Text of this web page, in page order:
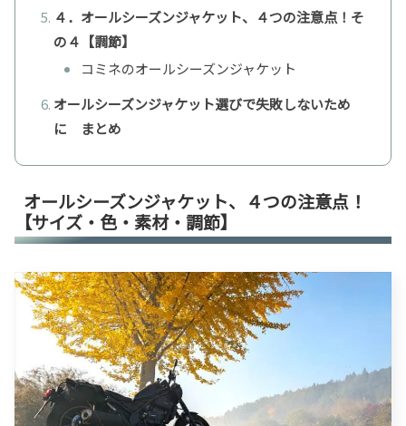
４．オールシーズンジャケット、４つの注意点！そ
の４【調節】
コミネのオールシーズンジャケット
オールシーズンジャケット選びで失敗しないため
に まとめ
オールシーズンジャケット、４つの注意点！
【サイズ・色・素材・調節】